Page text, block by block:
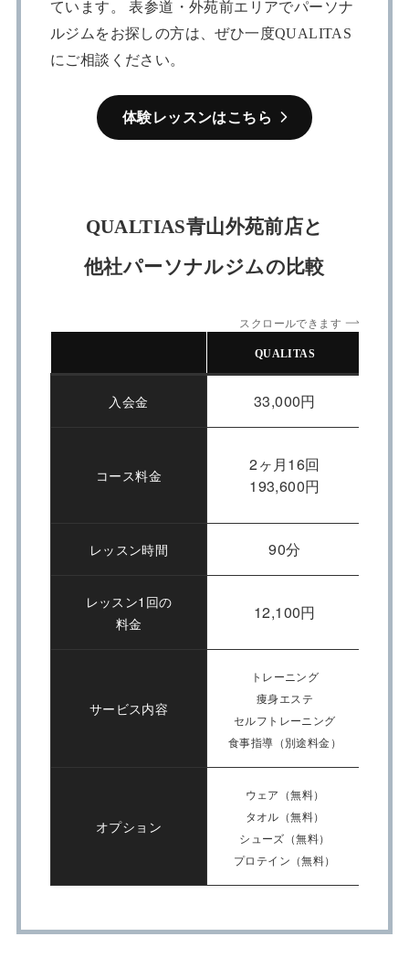
ています。 表参道・外苑前エリアでパーソナ
ルジムをお探しの方は、ぜひ一度QUALITAS
にご相談ください。
体験レッスンはこちら
QUALTIAS青山外苑前店と
他社パーソナルジムの比較
スクロールできます
QUALITAS
入会金 33,000円
コース料金
2ヶ月16回
193,600円
レッスン時間 90分
レッスン1回の
料金
12,100円
サービス内容
トレーニング
痩身エステ
セルフトレーニング
食事指導（別途料金）
オプション
ウェア（無料）
タオル（無料）
シューズ（無料）
プロテイン（無料）